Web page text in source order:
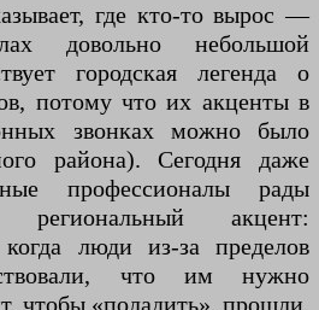
где кто-то вырос —
довольно небольшой
городская легенда о
потому что их акценты в
звонках можно было
района). Сегодня даже
профессионалы рады
акцент:
люди из-за пределов
что им нужно
чтобы «поладить», прошли.